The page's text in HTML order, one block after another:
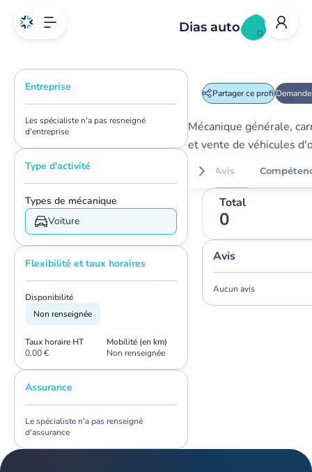
Entreprise
Les spécialiste n'a pas resneigné
d'entreprise
Type d'activité
Types de mécanique
Voiture
Flexibilité et taux horaires
Disponibilité
Non renseignée
Taux horaire HT
0,00 €
Mobilité (en km)
Non renseignée
Assurance
Le spécialiste n'a pas renseigné
d'assurance
D
Dias auto
Partager ce profil
Mécanique générale,
et vente de véhicules
Avis
Total
0
Avis
Aucun avis